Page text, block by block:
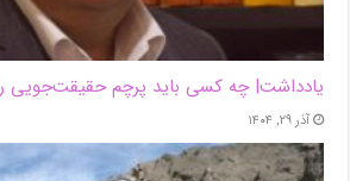
یادداشت| ‌چه کسی باید پرچم حقیقت‌جویی
آذر ۲۹, ۱۴۰۴